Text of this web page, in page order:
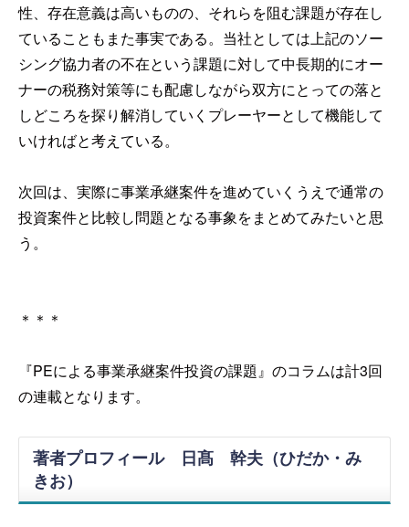
性、存在意義は高いものの、それらを阻む課題が存在し
ていることもまた事実である。当社としては上記のソー
シング協力者の不在という課題に対して中長期的にオー
ナーの税務対策等にも配慮しながら双方にとっての落と
しどころを探り解消していくプレーヤーとして機能して
いければと考えている。
次回は、実際に事業承継案件を進めていくうえで通常の
投資案件と比較し問題となる事象をまとめてみたいと思
う。
＊＊＊
『PEによる事業承継案件投資の課題』のコラムは計3回
の連載となります。
著者プロフィール 日髙 幹夫（ひだか・み
きお）